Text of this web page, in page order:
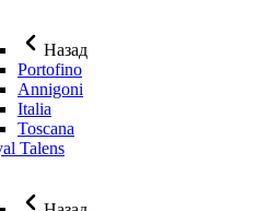
Назад
Portofino
Annigoni
Italia
Toscana
Talens